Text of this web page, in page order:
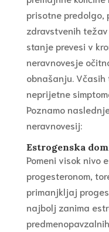
prisotne predolgo,
zdravstvenih
stanje prevesi v
neravnovesje
obnašanju. Včasih
neprijetne
Poznamo
neravnovesij:
Estrogenska
Pomeni visok nivo
progesteronom,
primanjkljaj
najbolj zanima